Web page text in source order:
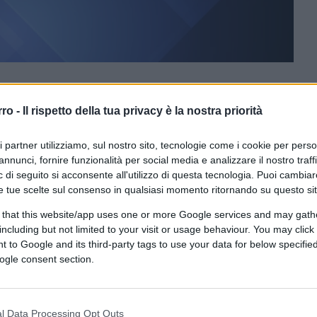
- Il rispetto della tua privacy è la nostra priorità
partner utilizziamo, sul nostro sito, tecnologie come i cookie per
fornire funzionalità per social media e analizzare il nostro
di seguito si acconsente all'utilizzo di questa tecnologia. Puoi
tue scelte sul consenso in qualsiasi momento ritornando su questo
that this website/app uses one or more Google services and may
but not limited to your visit or usage behaviour. You may
to Google and its third-party tags to use your data for below
consent section.
Data Processing Opt Outs
su Google CLICCA QUI
Benedettie i figli Rodolfo, Marco,
dove vive) come una saga
“colpi sotto cintura”. Non credo a
dalla metà degli anni Settanta, conosco
Con Carlo ho lavorato insieme nei mitici
e un grandissimodeal maker
non avendolo mai frequentato). Non